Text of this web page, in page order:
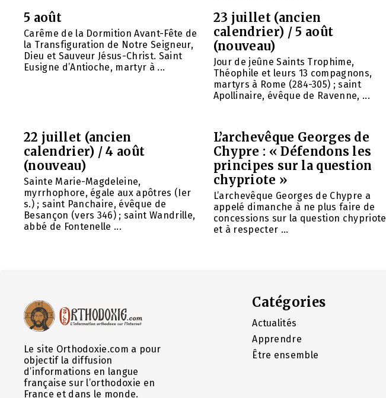
5 août
Carême de la Dormition Avant-Fête de
la Transfiguration de Notre Seigneur,
Dieu et Sauveur Jésus-Christ. Saint
Eusigne d’Antioche, martyr à ...
23 juillet (ancien
calendrier) / 5 août
(nouveau)
Jour de jeûne Saints Trophime,
Théophile et leurs 13 compagnons,
martyrs à Rome (284-305) ; saint
Apollinaire, évêque de Ravenne, ...
22 juillet (ancien
calendrier) / 4 août
(nouveau)
Sainte Marie-Magdeleine,
myrrhophore, égale aux apôtres (Ier
s.) ; saint Panchaire, évêque de
Besançon (vers 346) ; saint Wandrille,
abbé de Fontenelle ...
L’archevêque Georges de
Chypre : « Défendons les
principes sur la question
chypriote »
L’archevêque Georges de Chypre a
appelé dimanche à ne plus faire de
concessions sur la question chypriote
et à respecter ...
Le site Orthodoxie.com a pour
objectif la diffusion
d’informations en langue
française sur l’orthodoxie en
France et dans le monde.
Catégories
Actualités
Apprendre
Être ensemble